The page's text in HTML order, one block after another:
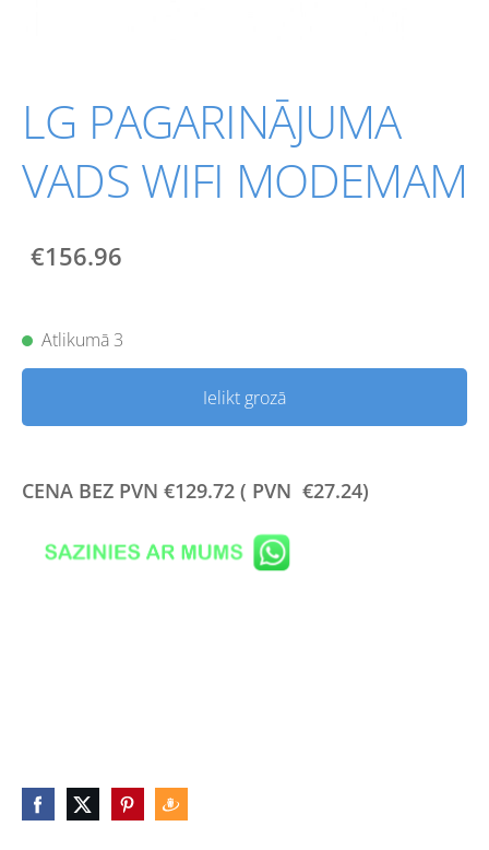
LG PAGARINĀJUMA
VADS WIFI MODEMAM
€156.96
Atlikumā 3
Ielikt grozā
CENA BEZ PVN €129.72 ( PVN €27.24)